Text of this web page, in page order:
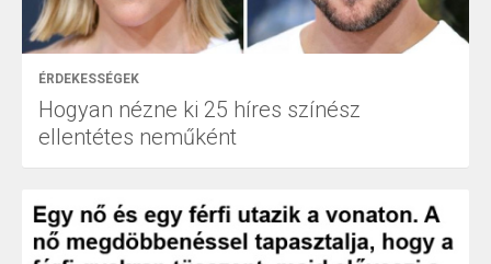
ÉRDEKESSÉGEK
Hogyan nézne ki 25 híres színész
ellentétes neműként